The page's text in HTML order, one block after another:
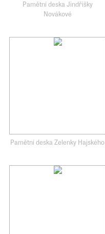
Pamětní deska Jindřišky
Novákové
Pamětní deska Zelenky Hajského